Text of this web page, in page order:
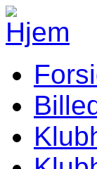
Gå til hovedindhold
Vellev IF